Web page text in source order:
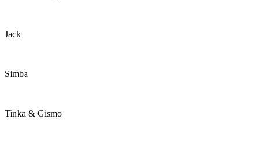
Jack
Simba
Tinka & Gismo